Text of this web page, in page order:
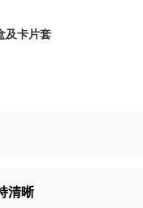
及卡片套
清晰